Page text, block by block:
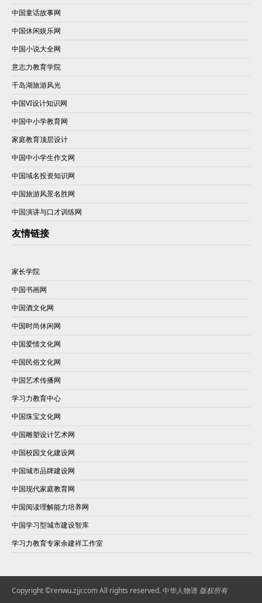
中国童话故事网
中国休闲娱乐网
中国小说大全网
意志力教育学院
千岛湖旅游风光
中国VI设计知识网
中国中小学教育网
家庭教育顶层设计
中国中小学生作文网
中国域名投资知识网
中国旅游风景名胜网
中国演讲与口才训练网
友情链接
家长学院
中国书画网
中国酒文化网
中国时尚休闲网
中国爱情文化网
中国民俗文化网
中国艺术传播网
学习力教育中心
中国珠宝文化网
中国雕塑设计艺术网
中国校园文化建设网
中国城市品牌建设网
中国现代家庭教育网
中国阅读理解能力培养网
中国学习型城市建设智库
学习力教育专家余建祥工作室
Copyright ©renwu.zjjr.com All rights reserved.中华人物谱 版权所有